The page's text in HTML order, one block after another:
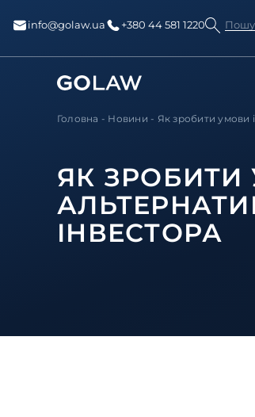
info@golaw.ua +380 44 581 1220
Головна - Новини - Як зробити умови
ЯК ЗРОБИТИ
ІНВЕСТОРА